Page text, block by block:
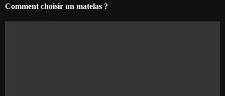
Comment choisir un matelas ?